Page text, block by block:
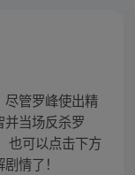
尽管罗峰使出精
当场反杀罗
也可以点击下方
情了！